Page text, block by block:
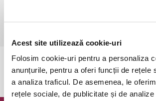
Acest site utilizează cookie-uri
Folosim cookie-uri pentru a personaliza
anunțurile, pentru a oferi funcții de rețele
a analiza traficul. De asemenea, le
rețele sociale, de publicitate și de
oră / cu 40 minute mai devreme, fiind permis cu
Evenimentul a expirat.